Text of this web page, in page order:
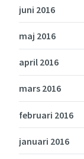
juni 2016
maj 2016
april 2016
mars 2016
februari 2016
januari 2016